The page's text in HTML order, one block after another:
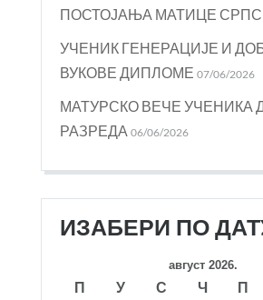
ПОСТОЈАЊА МАТИЦЕ
УЧЕНИК ГЕНЕРАЦИЈЕ И
ВУКОВЕ ДИПЛОМЕ 07/06/2026
МАТУРСКО ВЕЧЕ УЧЕНИКА
РАЗРЕДА 06/06/2026
ИЗАБЕРИ ПО
август 2026.
П У С Ч П